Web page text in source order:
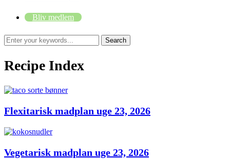
Bliv medlem
Recipe Index
Flexitarisk madplan uge 23, 2026
Vegetarisk madplan uge 23, 2026